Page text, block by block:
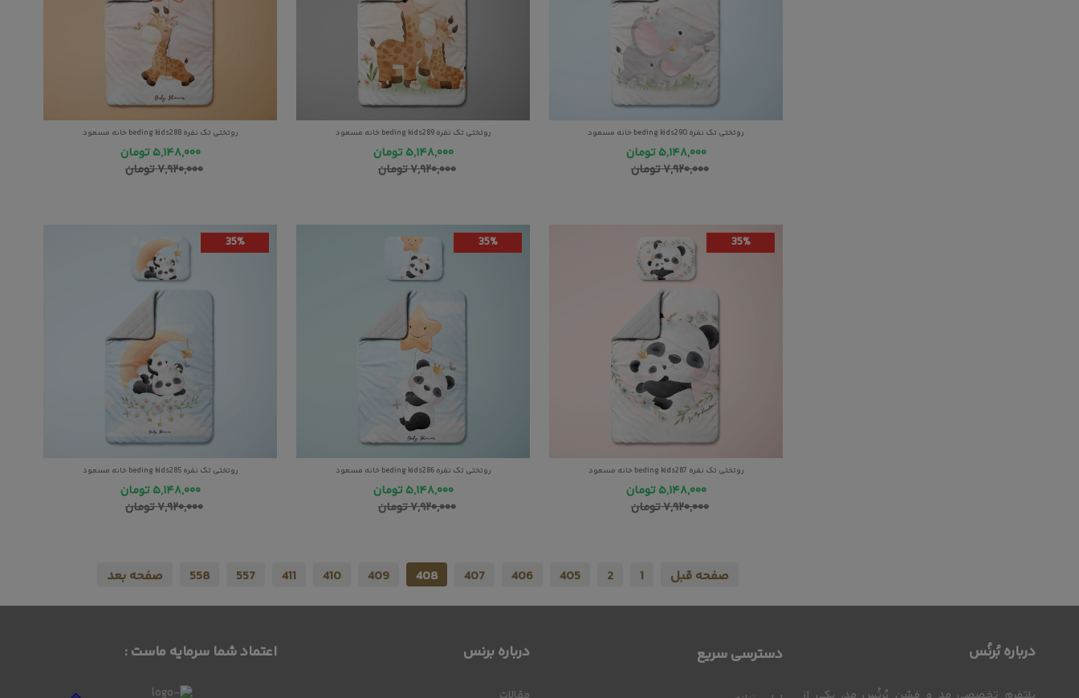
روتختی تک نفره beding kids290 خانه مسعود
۷,۹۲۰,۰۰۰تومان
۵,۱۴۸,۰۰۰ تومان
روتختی تک نفره beding kids289 خانه مسعود
۷,۹۲۰,۰۰۰تومان
۵,۱۴۸,۰۰۰ تومان
روتختی تک نفره beding kids288 خانه مسعود
۷,۹۲۰,۰۰۰تومان
۵,۱۴۸,۰۰۰ تومان
35%
روتختی تک نفره beding kids287 خانه مسعود
۷,۹۲۰,۰۰۰تومان
۵,۱۴۸,۰۰۰ تومان
35%
روتختی تک نفره beding kids286 خانه مسعود
۷,۹۲۰,۰۰۰تومان
۵,۱۴۸,۰۰۰ تومان
35%
روتختی تک نفره beding kids285 خانه مسعود
۷,۹۲۰,۰۰۰تومان
۵,۱۴۸,۰۰۰ تومان
صفحه قبل 1
2
405
406
407
408
409
410
411
557
558 صفحه بعد
درباره بُرنُس دسترسی سریع درباره برنس اعتماد شما سرمایه ماست :